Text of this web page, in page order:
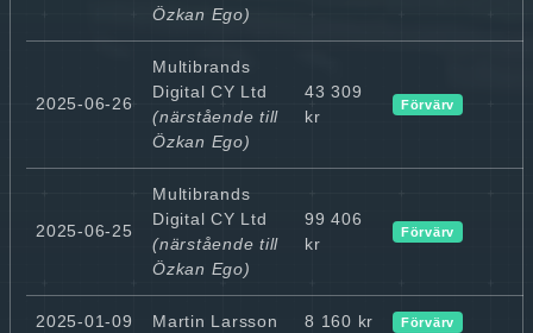
Özkan Ego)
2025-06-26
Multibrands
Digital CY Ltd
(närstående till
Özkan Ego)
43 309
kr
Förvärv
2025-06-25
Multibrands
Digital CY Ltd
(närstående till
Özkan Ego)
99 406
kr
Förvärv
2025-01-09 Martin Larsson 8 160 kr Förvärv